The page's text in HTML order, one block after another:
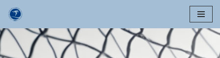
Skip
to
content